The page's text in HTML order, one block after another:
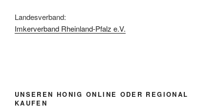
Landesverband:
Imkerverband Rheinland-Pfalz e.V.
UNSEREN HONIG ONLINE ODER REGIONAL
KAUFEN